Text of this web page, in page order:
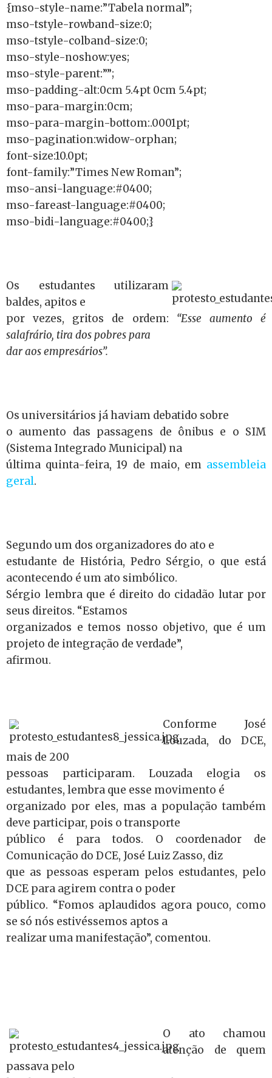
{mso-style-name:”Tabela normal”;
mso-tstyle-rowband-size:0;
mso-tstyle-colband-size:0;
mso-style-noshow:yes;
mso-style-parent:””;
mso-padding-alt:0cm 5.4pt 0cm 5.4pt;
mso-para-margin:0cm;
mso-para-margin-bottom:.0001pt;
mso-pagination:widow-orphan;
font-size:10.0pt;
font-family:”Times New Roman”;
mso-ansi-language:#0400;
mso-fareast-language:#0400;
mso-bidi-language:#0400;}
Os estudantes utilizaram
baldes, apitos e
por vezes, gritos de ordem: “Esse aumento é
salafrário, tira dos pobres para
dar aos empresários”.
Os universitários já haviam debatido sobre
o aumento das passagens de ônibus e o SIM
(Sistema Integrado Municipal) na
última quinta-feira, 19 de maio, em assembleia
geral.
Segundo um dos organizadores do ato e
estudante de História, Pedro Sérgio, o que está
acontecendo é um ato simbólico.
Sérgio lembra que é direito do cidadão lutar por
seus direitos. “Estamos
organizados e temos nosso objetivo, que é um
projeto de integração de verdade”,
afirmou.
Conforme José
Louzada, do DCE,
mais de 200
pessoas participaram. Louzada elogia os
estudantes, lembra que esse movimento é
organizado por eles, mas a população também
deve participar, pois o transporte
público é para todos. O coordenador de
Comunicação do DCE, José Luiz Zasso, diz
que as pessoas esperam pelos estudantes, pelo
DCE para agirem contra o poder
público. “Fomos aplaudidos agora pouco, como
se só nós estivéssemos aptos a
realizar uma manifestação”, comentou.
O ato chamou
atenção de quem
passava pelo